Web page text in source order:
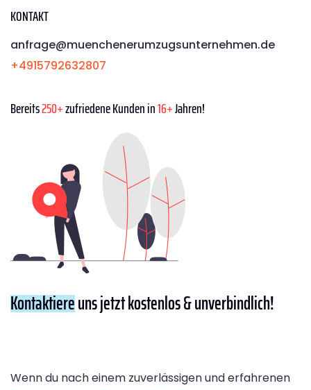
KONTAKT
anfrage@muenchenerumzugsunternehmen.de
+4915792632807
Bereits250+zufriedene Kunden in16+Jahren!
Kontaktiereuns jetzt kostenlos & unverbindlich!
Wenn du nach einem zuverlässigen und erfahrenen